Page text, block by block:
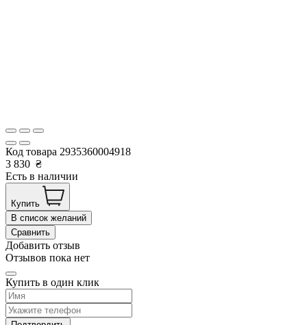
Код товара 2935360004918
3 830 ₴
Есть в наличии
Купить
В список желаний
Сравнить
Добавить отзыв
Отзывов пока нет
Купить в один клик